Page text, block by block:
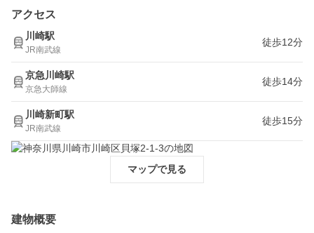
アクセス
川崎駅
JR南武線
徒歩12分
京急川崎駅
京急大師線
徒歩14分
川崎新町駅
JR南武線
徒歩15分
マップで見る
建物概要